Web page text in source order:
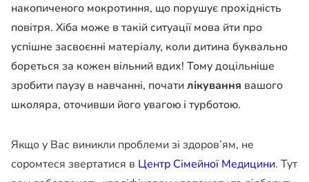
накопиченого мокротиння, що порушує прохідність
повітря. Хіба може в такій ситуації мова йти про
успішне засвоєнні матеріалу, коли дитина буквально
бореться за кожен вільний вдих! Тому доцільніше
зробити паузу в навчанні, початилікування вашого
школяра, оточивши його увагою і турботою.
Якщо у Вас виникли проблеми зі здоров’ям, не
соромтеся звертатися в Центр Сімейної Медицини. Тут